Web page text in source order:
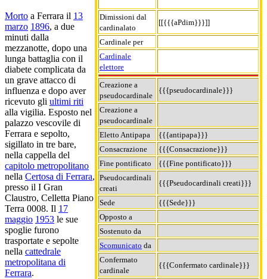
Dimissioni dal
cardinalato
[[{{{aPdim}}}]]
Cardinale per
Cardinale
elettore
Creazione a
pseudocardinale
{{{pseudocardinale}}}
Creazione a
pseudocardinale
Eletto Antipapa
{{{antipapa}}}
Consacrazione
{{{Consacrazione}}}
Fine pontificato
{{{Fine pontificato}}}
Pseudocardinali
creati
{{{Pseudocardinali creati}}}
Sede
{{{Sede}}}
Opposto a
Sostenuto da
Scomunicato da
Confermato
cardinale
{{{Confermato cardinale}}}
Morto a Ferrara il 13
marzo 1896, a due
minuti dalla
mezzanotte, dopo una
lunga battaglia con il
diabete complicata da
un grave attacco di
influenza e dopo aver
ricevuto gli ultimi riti
alla vigilia. Esposto nel
palazzo vescovile di
Ferrara e sepolto,
sigillato in tre bare,
nella cappella del
capitolo metropolitano
nella Certosa di Ferrara,
presso il I Gran
Claustro, Celletta Piano
Terra 0008. Il 17
maggio 1953 le sue
spoglie furono
trasportate e sepolte
nella cattedrale
metropolitana di
Ferrara.